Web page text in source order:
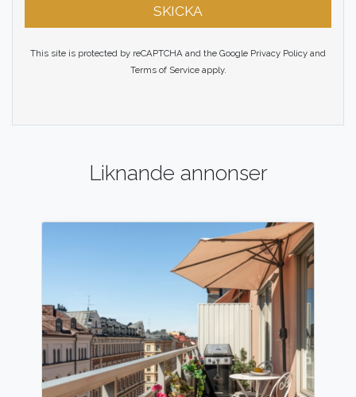
SKICKA
This site is protected by reCAPTCHA and the Google Privacy Policy and
Terms of Serviceapply.
Liknande annonser